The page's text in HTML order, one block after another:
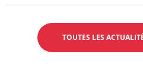
TOUTES LES